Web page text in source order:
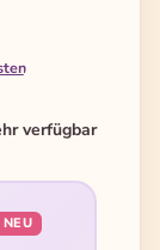
verfügbar
NEU